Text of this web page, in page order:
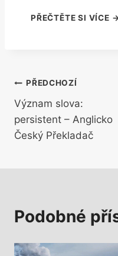
Navigace
pro
příspěvek
PŘEDCHOZÍ
Význam slova:
persistent – Anglicko
Český Překladač
Podobné